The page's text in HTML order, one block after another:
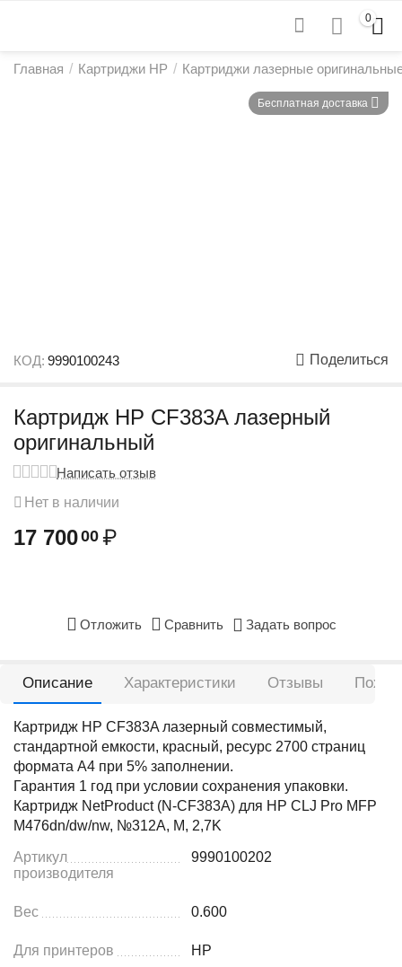
0
Главная / Картриджи HP / Картриджи лазерные
Бесплатная доставка
КОД: 9990100243 Поделиться
Картридж HP CF383A лазерный
оригинальный
Написать отзыв
Нет в наличии
17 70000 ₽
Отложить Сравнить Задать вопрос
Описание Характеристики Отзывы
Картридж HP CF383A лазерный совместимый,
стандартной емкости, красный, ресурс 2700 страниц
формата А4 при 5% заполнении.
Гарантия 1 год при условии сохранения упаковки.
Картридж NetProduct (N-CF383A) для HP CLJ Pro MFP
M476dn/dw/nw, №312A, M, 2,7K
Артикул
производителя
9990100202
Вес 0.600
Для принтеров HP